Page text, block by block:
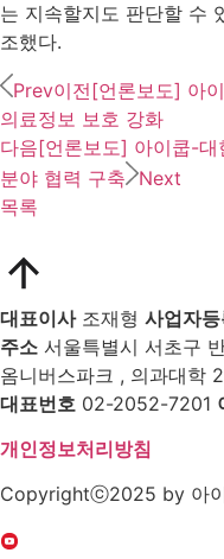
는 지속할지도 판단할 수
조했다.
Prev이전[언론보도] 아
의료정보 보호 강화
다음[언론보도] 아이쿱-대
분야 협력 구축
Next
목록
대표이사조재형 사업자
주소 서울특별시 서초구
옴니버스파크 , 의과대학
대표번호 02-2052-7201
개인정보처리방침
Copyrightⓒ2025 by 아이